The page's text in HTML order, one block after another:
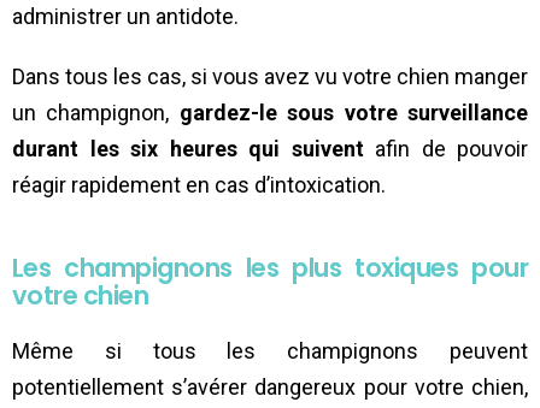
administrer un antidote.
Dans tous les cas, si vous avez vu votre chien manger
un champignon, gardez-le sous votre surveillance
durant les six heures qui suiventafin de pouvoir
réagir rapidement en cas d’intoxication.
Les champignons les plus toxiques pour
votre chien
Même si tous les champignons peuvent
potentiellement s’avérer dangereux pour votre chien,